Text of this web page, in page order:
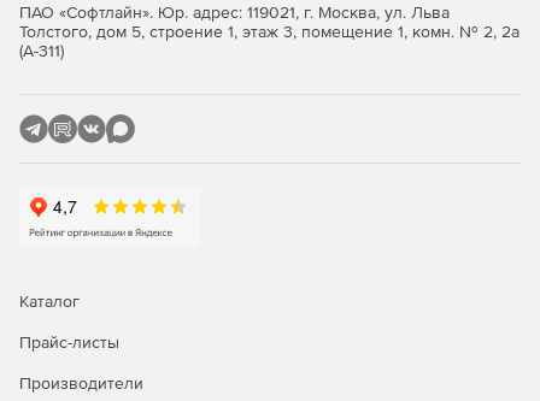
ПАО «Софтлайн». Юр. адрес: 119021, г. Москва, ул. Льва
Толстого, дом 5, строение 1, этаж 3, помещение 1, комн. № 2, 2а
(А-311)
Каталог
Прайс-листы
Производители